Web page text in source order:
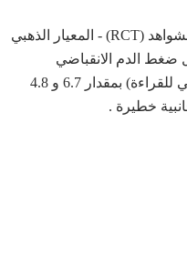
ذكرت مراجعة واحدة للتجارب ذات الشواهد (RCT) - المعيار الذهبي
ضغط الدم الانقباضي
والانبساطي (الرقمان العلوي والسفلي للقراءة) بمقدار 6.7 و 4.8
خطيرة .